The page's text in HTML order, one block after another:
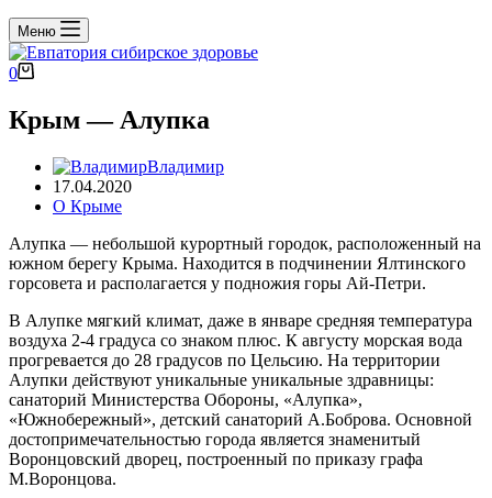
Меню
0
Крым — Алупка
Владимир
17.04.2020
О Крыме
Алупка — небольшой курортный городок, расположенный на
южном берегу Крыма. Находится в подчинении Ялтинского
горсовета и располагается у подножия горы Ай-Петри.
В Алупке мягкий климат, даже в январе средняя температура
воздуха 2-4 градуса со знаком плюс. К августу морская вода
прогревается до 28 градусов по Цельсию. На территории
Алупки действуют уникальные уникальные здравницы:
санаторий Министерства Обороны, «Алупка»,
«Южнобережный», детский санаторий А.Боброва. Основной
достопримечательностью города является знаменитый
Воронцовский дворец, построенный по приказу графа
М.Воронцова.